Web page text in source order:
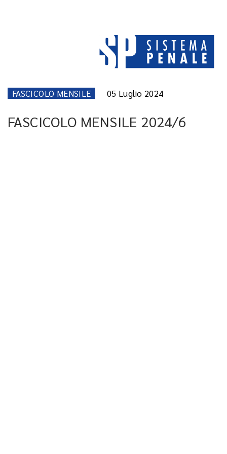
FASCICOLO MENSILE 05 Luglio 2024
FASCICOLO MENSILE 2024/6